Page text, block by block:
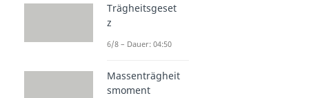
Trägheitsgeset
z
6/8 – Dauer: 04:50
Massenträgheit
smoment